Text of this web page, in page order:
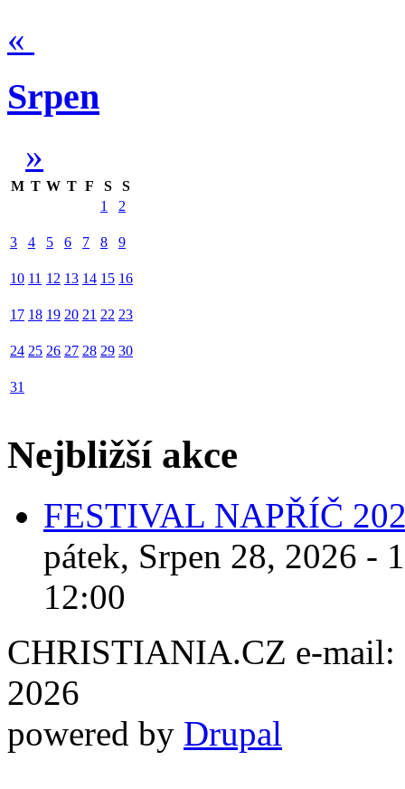
«
Srpen
»
M T W T F S
S
1
2
3 4 5 6 7 8 9
10 11 12 13 14 15 16
17 18 19 20 21 22 23
24 25 26 27 28 29 30
31
Nejbližší akce
FESTIVAL NAPŘÍČ
pátek, Srpen 28, 2026 -
12:00
CHRISTIANIA.CZ e-mail:
2026
powered by Drupal